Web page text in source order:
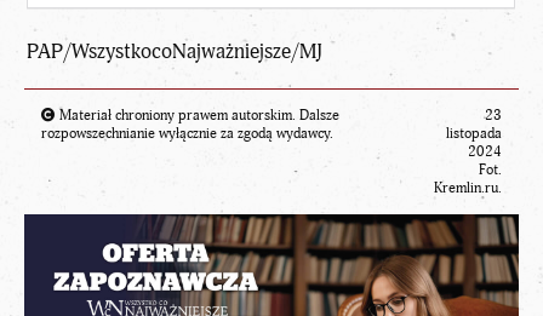
PAP/WszystkocoNajważniejsze/MJ
Materiał chroniony prawem autorskim. Dalsze
rozpowszechnianie wyłącznie za zgodą wydawcy.
23
listopada
2024
Fot.
Kremlin.ru.